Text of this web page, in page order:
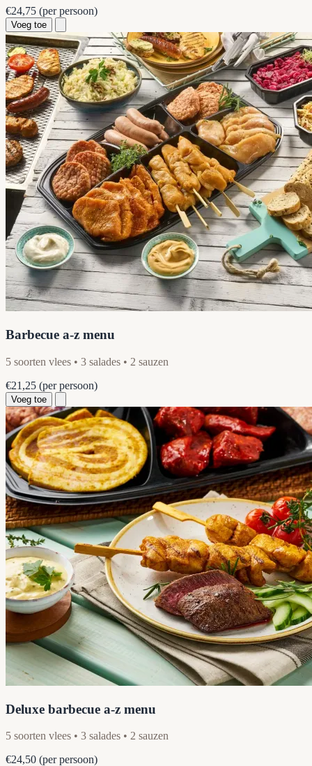
€24,75 (per persoon)
Voeg toe
Barbecue a-z menu
5 soorten vlees • 3 salades • 2 sauzen
€21,25 (per persoon)
Voeg toe
Deluxe barbecue a-z menu
5 soorten vlees • 3 salades • 2 sauzen
€24,50 (per persoon)